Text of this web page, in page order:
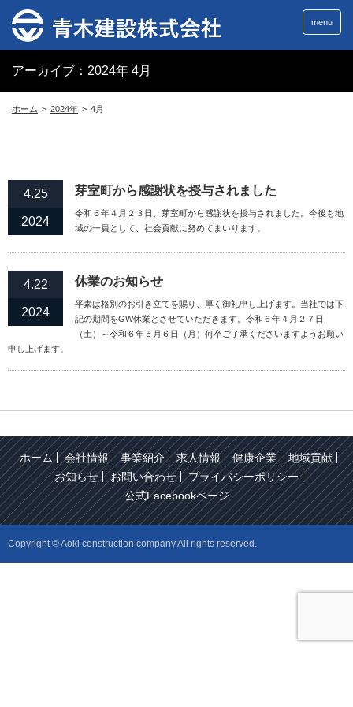
menu
アーカイブ：2024年 4月
ホーム 2024年 4月
4.25
2024
芽室町から感謝状を授与されました
令和６年４月２３日、芽室町から感謝状を授与されました。今後も地
域の一員として、社会貢献に努めてまいります。
4.22
2024
休業のお知らせ
平素は格別のお引き立てを賜り、厚く御礼申し上げます。当社では下
記の期間をGW休業とさせていただきます。令和６年４月２７日
（土）～令和６年５月６日（月）何卒ご了承くださいますようお願い
申し上げます。
ホーム 会社情報 事業紹介 求人情報 健康企業
地域貢献
お知らせ
お問い合わせ
プライバシーポリシー
公式Facebookページ
Copyright © Aoki construction company All rights reserved.